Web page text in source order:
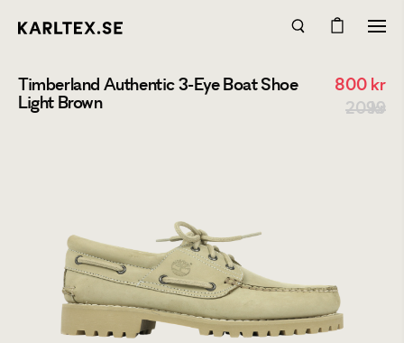
Timberland Authentic 3-Eye Boat Shoe
Light Brown
800 kr
2099 kr